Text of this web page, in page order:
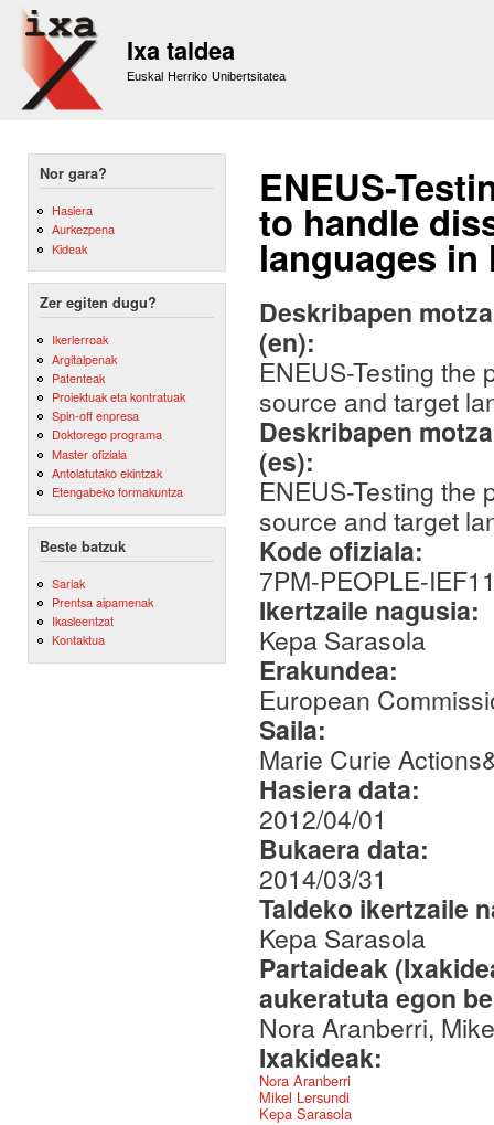
Ixa taldea
Euskal Herriko Unibertsitatea
Nor gara?
Hasiera
Aurkezpena
Kideak
Zer egiten dugu?
Ikerlerroak
Argitalpenak
Patenteak
Proiektuak eta kontratuak
Spin-off enpresa
Doktorego programa
Master ofiziala
Antolatutako ekintzak
Etengabeko formakuntza
Beste batzuk
Sariak
Prentsa aipamenak
Ikasleentzat
Kontaktua
ENEUS-
to handle
languages in
Deskribapen
(en):
ENEUS-Testing the
source and target
Deskribapen
(es):
ENEUS-Testing the
source and target
Kode ofiziala:
7PM-PEOPLE-
Ikertzaile nagusia:
Kepa Sarasola
Erakundea:
European
Saila:
Marie Curie
Hasiera data:
2012/04/01
Bukaera data:
2014/03/31
Taldeko ikertzaile
Kepa Sarasola
Partaideak
aukeratuta egon
Nora Aranberri,
Ixakideak:
Nora Aranberri
Mikel Lersundi
Kepa Sarasola